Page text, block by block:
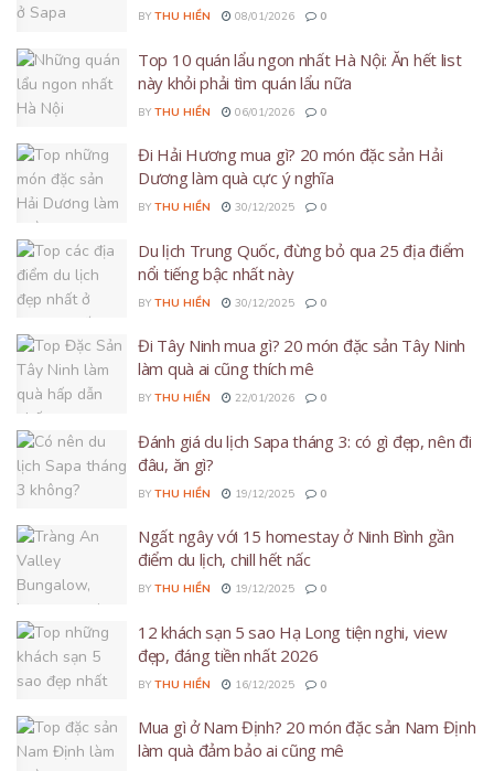
BY THU HIỀN 08/01/2026 0
Top 10 quán lẩu ngon nhất Hà Nội: Ăn hết list
này khỏi phải tìm quán lẩu nữa
BY THU HIỀN 06/01/2026 0
Đi Hải Hương mua gì? 20 món đặc sản Hải
Dương làm quà cực ý nghĩa
BY THU HIỀN 30/12/2025 0
Du lịch Trung Quốc, đừng bỏ qua 25 địa điểm
nổi tiếng bậc nhất này
BY THU HIỀN 30/12/2025 0
Đi Tây Ninh mua gì? 20 món đặc sản Tây Ninh
làm quà ai cũng thích mê
BY THU HIỀN 22/01/2026 0
Đánh giá du lịch Sapa tháng 3: có gì đẹp, nên đi
đâu, ăn gì?
BY THU HIỀN 19/12/2025 0
Ngất ngây với 15 homestay ở Ninh Bình gần
điểm du lịch, chill hết nấc
BY THU HIỀN 19/12/2025 0
12 khách sạn 5 sao Hạ Long tiện nghi, view
đẹp, đáng tiền nhất 2026
BY THU HIỀN 16/12/2025 0
Mua gì ở Nam Định? 20 món đặc sản Nam Định
làm quà đảm bảo ai cũng mê